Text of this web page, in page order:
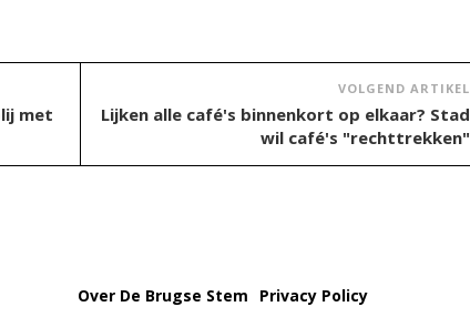
met
VOLGEND ARTIKEL
Lijken alle café's binnenkort op elkaar? Stad
wil café's "rechttrekken"
Over De Brugse Stem Privacy Policy